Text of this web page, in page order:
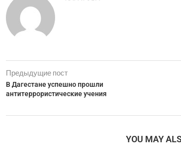
Предыдущие пост
В Дагестане успешно прошли
антитеррористические учения
YOU MAY